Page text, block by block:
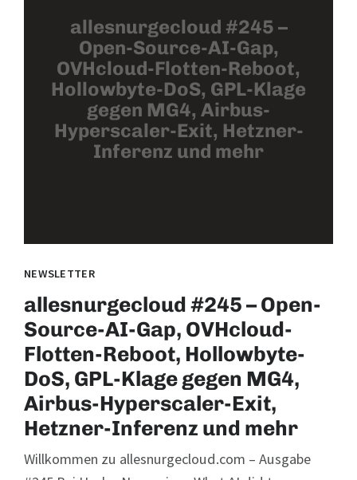
allesnurgecloud #245 –
Open-Source-AI-Gap,
OVHcloud-Flotten-Reboot,
Hollowbyte-DoS, GPL-Klage
gegen MG4, Airbus-
Hyperscaler-Exit, Hetzner-
Inferenz und mehr
NEWSLETTER
allesnurgecloud #245 – Open-
Source-AI-Gap, OVHcloud-
Flotten-Reboot, Hollowbyte-
DoS, GPL-Klage gegen MG4,
Airbus-Hyperscaler-Exit,
Hetzner-Inferenz und mehr
Willkommen zu allesnurgecloud.com – Ausgabe